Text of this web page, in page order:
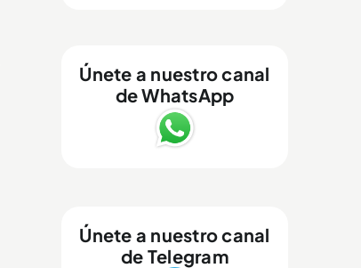
Únete a nuestro canal
de WhatsApp
Únete a nuestro canal
de Telegram